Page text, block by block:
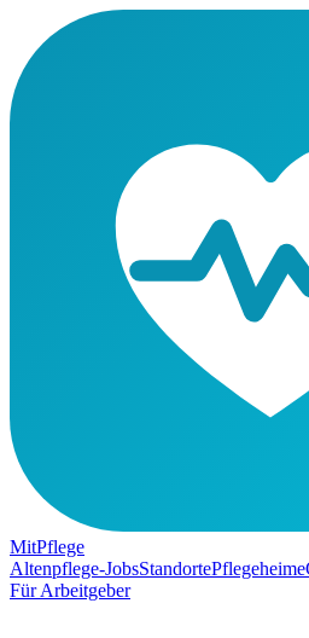
MitPflege
Altenpflege-JobsStandortePflegeheime
Für Arbeitgeber